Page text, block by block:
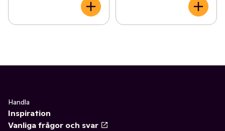
Handla
Inspiration
Vanliga frågor och svar